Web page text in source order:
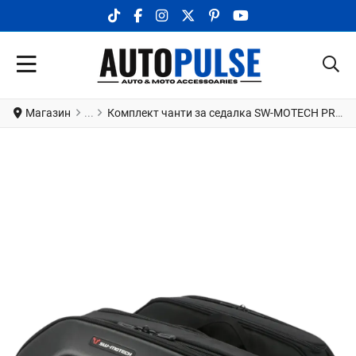
TIKTOK SOCIAL LINK
FACEBOOK SOCIAL LINK
INSTAGRAM SOCIAL LINK
X.COM SOCIAL LINK
PINTEREST SOCIAL LINK
YOUTUBE SOCIAL
Магазин Комплект чанти за седалка SW-MOTECH PRO BLAZE H SADDLEBAG SET MONSTER 1200 ABS